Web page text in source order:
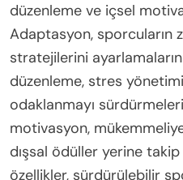
düzenleme ve içsel
Adaptasyon, sporcuların
stratejilerini
düzenleme, stres
odaklanmayı
motivasyon,
dışsal ödüller yerine
özellikler, sürdürülebilir